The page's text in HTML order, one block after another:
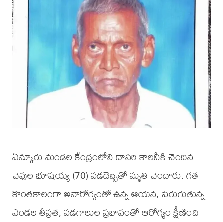
ఏన్కూరు మండల కేంద్రంలోని దాసరి కాలనీకి చెందిన
చెవుల భూషయ్య (70) వడదెబ్బతో మృతి చెందారు. గత
కొంతకాలంగా అనారోగ్యంతో ఉన్న ఆయన, పెరుగుతున్న
ఎండల తీవ్రత, వడగాలుల ప్రభావంతో ఆరోగ్యం క్షీణించి